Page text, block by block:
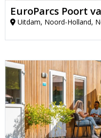
EuroParcs Poort
Uitdam, Noord-Holland,